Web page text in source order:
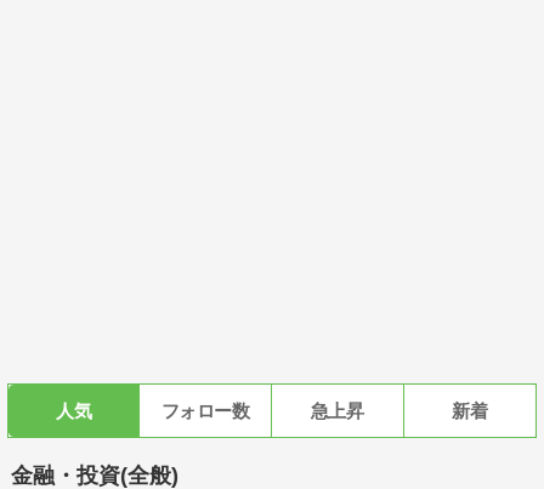
人気 フォロー数 急上昇 新着
金融・投資(全般)